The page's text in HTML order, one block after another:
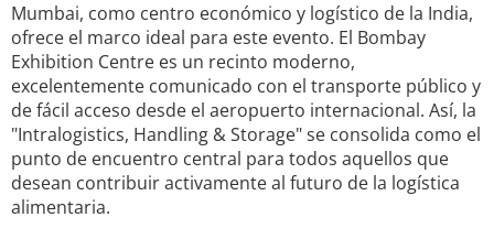
Mumbai, como centro económico y logístico de la India,
ofrece el marco ideal para este evento. El Bombay
Exhibition Centre es un recinto moderno,
excelentemente comunicado con el transporte público y
de fácil acceso desde el aeropuerto internacional. Así, la
"Intralogistics, Handling & Storage" se consolida como el
punto de encuentro central para todos aquellos que
desean contribuir activamente al futuro de la logística
alimentaria.